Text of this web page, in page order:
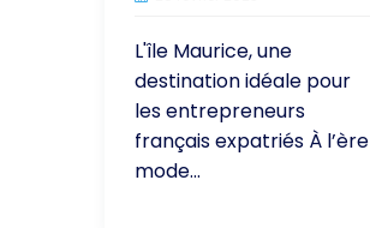
L'île Maurice, une
destination idéale pour
les entrepreneurs
français expatriés À l’ère
mode...